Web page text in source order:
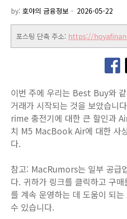
by:호야의 금융정보
포스팅 단축 주소: https://
이번 주에 우리는 Best Buy와
거래가 시작되는 것을 보았습니
rime 충전기에 대한 큰 할인과
치 M5 MacBook Air에 대한 사
다.
참고: MacRumors는 일부 공급
다. 귀하가 링크를 클릭하고 구
를 계속 운영하는 데 도움이 되
수 있습니다.